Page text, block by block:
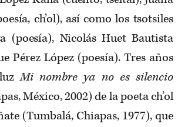
ch’ol), así como los tsotsiles
(poesía), Nicolás Huet Bautista
Pérez López (poesía). Tres años
luzMi nombre ya no es silencio
México, 2002) de la poeta ch’ol
(Tumbalá, Chiapas, 1977), que